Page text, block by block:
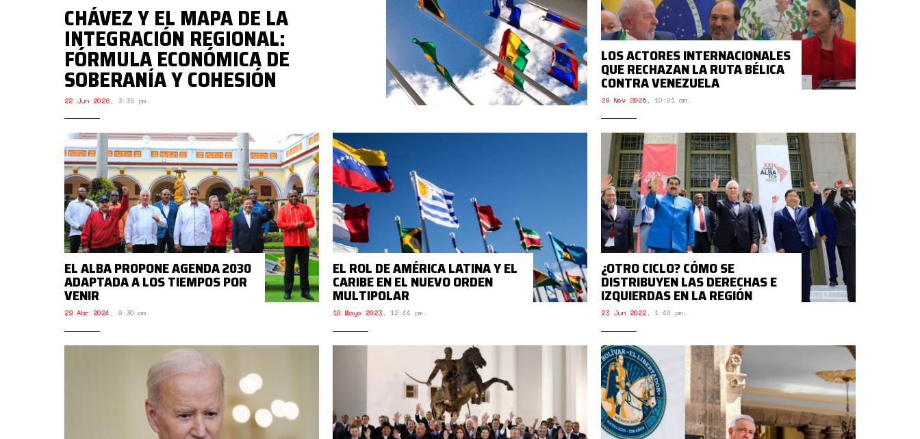
CHÁVEZ Y EL MAPA DE LA
INTEGRACIÓN REGIONAL:
FÓRMULA ECONÓMICA DE
SOBERANÍA Y COHESIÓN
22 Jun 2026, 3:35 pm.
LOS ACTORES INTERNACIONALES
QUE RECHAZAN LA RUTA BÉLICA
CONTRA VENEZUELA
28 Nov 2025, 10:01 am.
EL ALBA PROPONE AGENDA 2030
ADAPTADA A LOS TIEMPOS POR
VENIR
29 Abr 2024 , 9:30 am.
EL ROL DE AMÉRICA LATINA Y EL
CARIBE EN EL NUEVO ORDEN
MULTIPOLAR
10 Mayo 2023, 12:44 pm.
¿OTRO CICLO? CÓMO SE
DISTRIBUYEN LAS DERECHAS E
IZQUIERDAS EN LA REGIÓN
23 Jun 2022, 1:40 pm.